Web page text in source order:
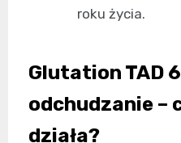
roku życia.
Glutation TAD
odchudzanie –
działa?